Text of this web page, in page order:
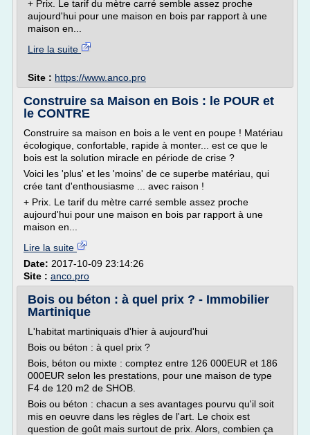
+ Prix. Le tarif du mètre carré semble assez proche
aujourd'hui pour une maison en bois par rapport à une
maison en...
Lire la suite
Site : https://www.anco.pro
Construire sa Maison en Bois : le POUR et
le CONTRE
Construire sa maison en bois a le vent en poupe ! Matériau
écologique, confortable, rapide à monter... est ce que le
bois est la solution miracle en période de crise ?
Voici les 'plus' et les 'moins' de ce superbe matériau, qui
crée tant d'enthousiasme ... avec raison !
+ Prix. Le tarif du mètre carré semble assez proche
aujourd'hui pour une maison en bois par rapport à une
maison en...
Lire la suite
Date: 2017-10-09 23:14:26
Site : anco.pro
Bois ou béton : à quel prix ? - Immobilier
Martinique
L'habitat martiniquais d'hier à aujourd'hui
Bois ou béton : à quel prix ?
Bois, béton ou mixte : comptez entre 126 000EUR et 186
000EUR selon les prestations, pour une maison de type
F4 de 120 m2 de SHOB.
Bois ou béton : chacun a ses avantages pourvu qu'il soit
mis en oeuvre dans les règles de l'art. Le choix est
question de goût mais surtout de prix. Alors, combien ça